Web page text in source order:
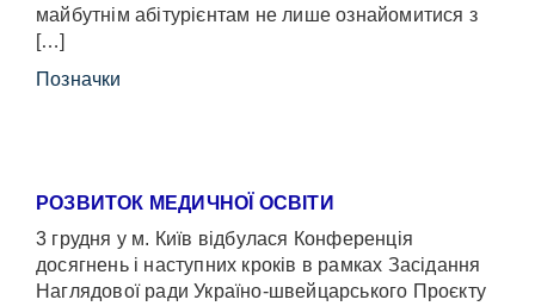
майбутнім абітурієнтам не лише ознайомитися з
[…]
Позначки
РОЗВИТОК МЕДИЧНОЇ ОСВІТИ
3 грудня у м. Київ відбулася Конференція
досягнень і наступних кроків в рамках Засідання
Наглядової ради Україно-швейцарського Проєкту